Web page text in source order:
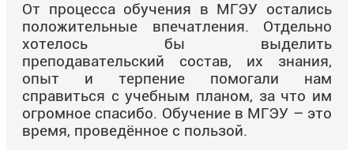
От процесса обучения в МГЭУ остались
положительные впечатления. Отдельно
хотелось бы выделить
преподавательский состав, их знания,
опыт и терпение помогали нам
справиться с учебным планом, за что им
огромное спасибо. Обучение в МГЭУ – это
время, проведённое с пользой.